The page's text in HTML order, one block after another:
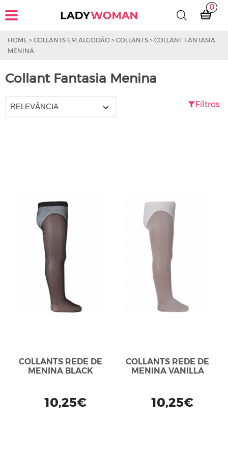
0
HOME > COLLANTS EM ALGODÃO > COLLANTS > COLLANT FANTASIA
MENINA
Collant Fantasia Menina
Filtros
COLLANTS REDE DE
MENINA BLACK
10,25€
COLLANTS REDE DE
MENINA VANILLA
10,25€